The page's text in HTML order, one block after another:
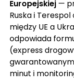
Europejskiej —
Ruska i
między UE a
odpowiada
(express
minut i